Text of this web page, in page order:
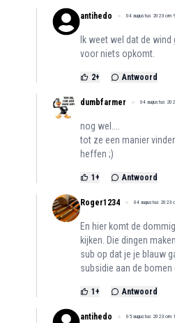
antihedo 04 augustus 2023 om
Ik weet wel dat de
voor niets opkomt.
2+ Antwoord
dumbfarmer 04 augustus
nog wel....
tot ze een manier
heffen ;)
1 + Antwoord
Roger1234 04 augustus 2023
En hier komt de
kijken. Die dingen
sub op dat je je blauw
subsidie aan de bomen
1 + Antwoord
antihedo 05 augustus 2023 om